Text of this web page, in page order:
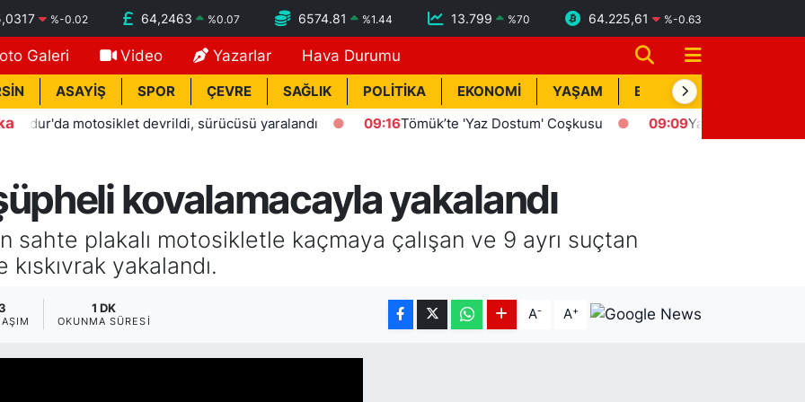
%-0.02 64,2463 %0.07 6574.81 %1.44 13.799 %70 64.225,61 %-0.63
Galeri Video Yazarlar Hava Durumu
ASAYİŞ SPOR ÇEVRE SAĞLIK POLİTİKA EKONOMİ YAŞAM BİK İLAN
motosiklet devrildi, sürücüsü yaralandı 09:16 Tömük’te 'Yaz Dostum' Coşkusu 09:09 Yardım Ederken
kovalamacayla yakalandı
plakalı motosikletle kaçmaya çalışan ve 9 ayrı suçtan
yakalandı.
1 DK
OKUNMA SÜRESI A- A+